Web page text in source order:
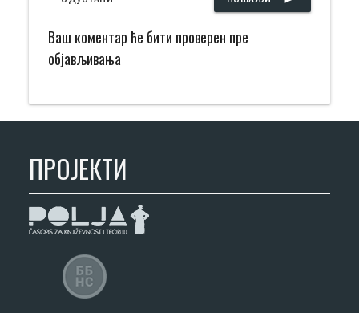
Ваш коментар ће бити проверен пре
објављивања
ПРОЈЕКТИ